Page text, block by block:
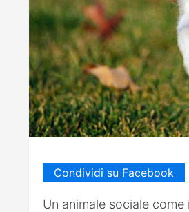
Condividi su Facebook
Un animale sociale